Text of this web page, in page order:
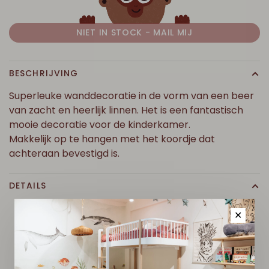
NIET IN STOCK - MAIL MIJ
BESCHRIJVING
Superleuke wanddecoratie in de vorm van een beer
van zacht en heerlijk linnen. Het is een fantastisch
mooie decoratie voor de kinderkamer.
Makkelijk op te hangen met het koordje dat
achteraan bevestigd is.
DETAILS
T INDJE M I SS CH NOOKLEUK
✕